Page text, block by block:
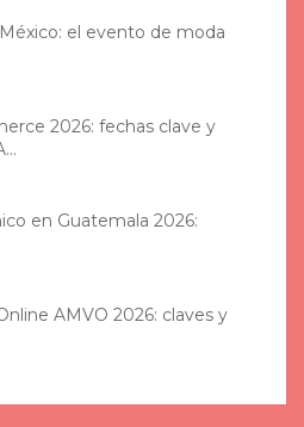
el evento de moda
2026: fechas clave y
en Guatemala 2026:
AMVO 2026: claves y